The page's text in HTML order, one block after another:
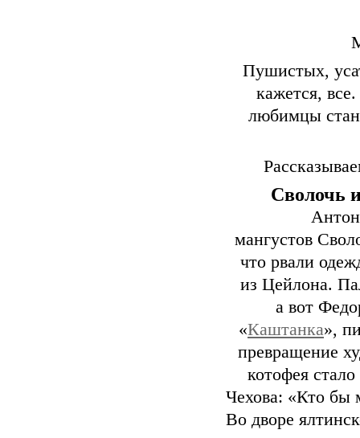
Пушистых,
кажется,
любимцы
Сволочь
мангустов
что рвали
из Цейлона.
а вот
«Каштанка»,
превращение
котофея
Чехова: «Кто бы
Во дворе